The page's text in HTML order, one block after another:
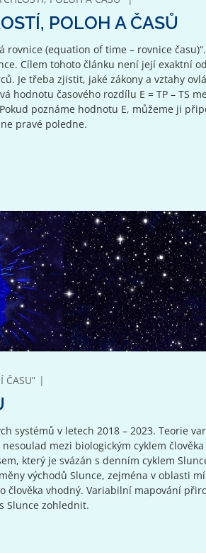
POLOH A ČASŮ
(equation of time – rovnice
Cílem tohoto článku není její exaktní
Je třeba zjistit, jaké zákony a vztahy
časového rozdílu E = TP – TS
poznáme hodnotu E, můžeme ji
pravé poledne.
ČASU”
systémů v letech 2018 – 2023. Teorie
mezi biologickým cyklem člověka
který je svázán s denním cyklem
východů Slunce, zejména v oblasti
člověka vhodný. Variabilní mapování
Slunce zohlednit.